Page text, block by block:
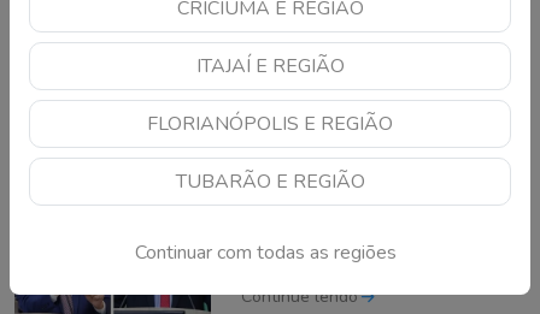
CRICIÚMA E REGIÃO
ITAJAÍ E REGIÃO
FLORIANÓPOLIS E REGIÃO
TUBARÃO E REGIÃO
Continuar com todas as regiões
Temporais e mar agitado
devem marcar sexta-
feira em Santa Catarina
Continue lendo
Vereadores de Criciúma
polêmica durante debate
Continue lendo